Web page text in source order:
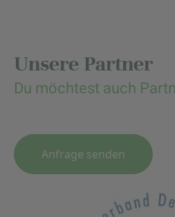
Unsere Partner
Du möchtest auch
Anfrage senden